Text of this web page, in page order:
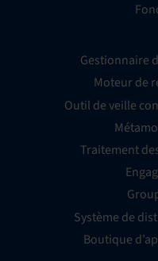
Gestionnaire
Moteur de
Outil de veille
Traitement
Système de
Boutique